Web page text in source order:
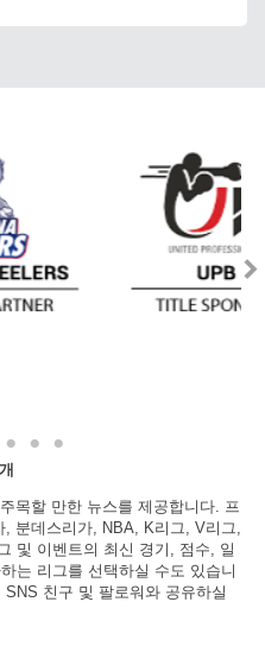
목할 만한 뉴스를 제공합니다. 프
분데스리가, NBA, K리그, V리그,
및 이벤트의 최신 경기, 점수, 일
는 리그를 선택하실 수도 있습니
친구 및 팔로워와 공유하실